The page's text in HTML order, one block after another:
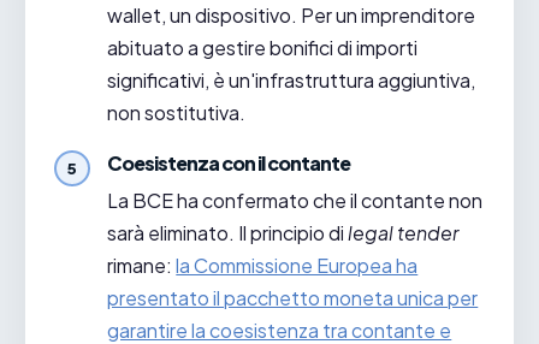
wallet, un dispositivo. Per un imprenditore
abituato a gestire bonifici di importi
significativi, è un'infrastruttura aggiuntiva,
non sostitutiva.
Coesistenza con il contante
La BCE ha confermato che il contante non
sarà eliminato. Il principio dilegal tender
rimane:la Commissione Europea ha
presentato il pacchetto moneta unica per
garantire la coesistenza tra contante e